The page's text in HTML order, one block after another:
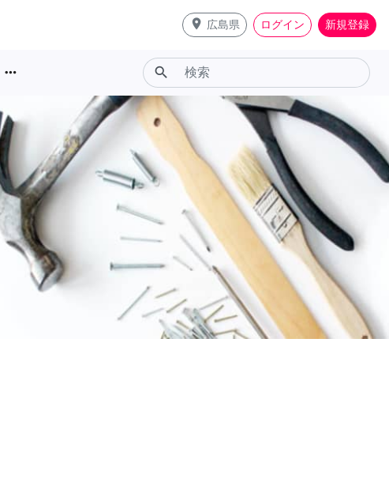
place 広島県 ログイン 新規登録
more_horiz search